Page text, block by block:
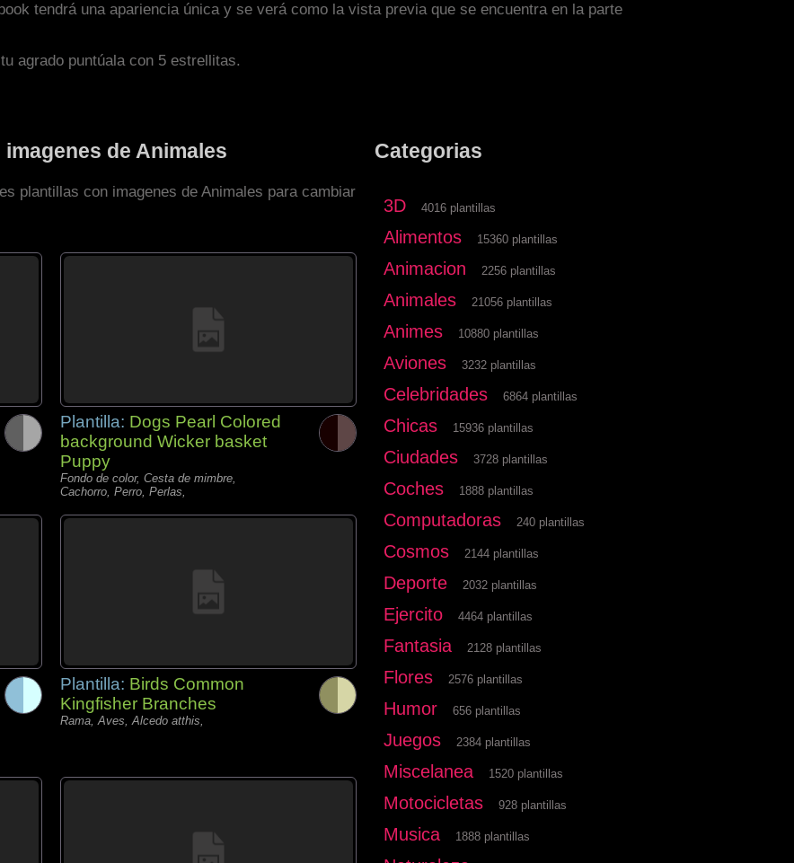
tendrá una apariencia única y se verá como la vista previa que se encuentra en la parte
agrado puntúala con 5 estrellitas.
de Animales
plantillas con imagenes de Animales para cambiar
Plantilla: Dogs Pearl Colored
background Wicker basket
Puppy
Fondo de color, Cesta de mimbre,
Cachorro, Perro, Perlas,
Plantilla: Birds Common
Kingfisher Branches
Rama, Aves, Alcedo atthis,
Categorias
3D 4016 plantillas
Alimentos 15360 plantillas
Animacion 2256 plantillas
Animales 21056 plantillas
Animes 10880 plantillas
Aviones 3232 plantillas
Celebridades 6864 plantillas
Chicas 15936 plantillas
Ciudades 3728 plantillas
Coches 1888 plantillas
Computadoras 240 plantillas
Cosmos 2144 plantillas
Deporte 2032 plantillas
Ejercito 4464 plantillas
Fantasia 2128 plantillas
Flores 2576 plantillas
Humor 656 plantillas
Juegos 2384 plantillas
Miscelanea 1520 plantillas
Motocicletas 928 plantillas
Musica 1888 plantillas